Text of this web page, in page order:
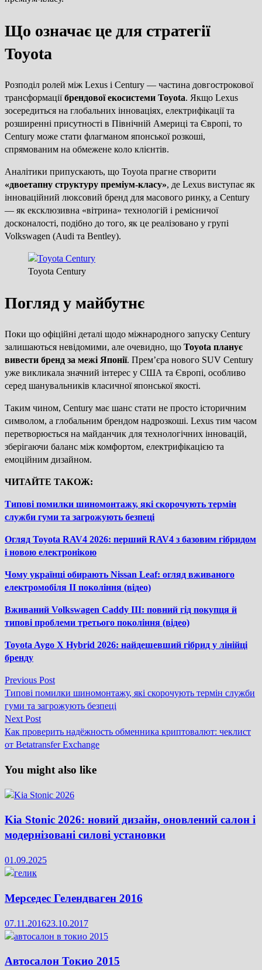
Що означає це для стратегії
Toyota
Розподіл ролей між Lexus і Century — частина довгострокової
трансформаціїбрендової екосистеми Toyota. Якщо Lexus
зосередиться на глобальних інноваціях, електрифікації та
розширенні присутності в Північній Америці та Європі, то
Century може стати флагманом японської розкоші,
спрямованим на обмежене коло клієнтів.
Аналітики припускають, що Toyota прагне створити
«двоетапну структуру преміум-класу», де Lexus виступає як
інноваційний люксовий бренд для масового ринку, а Century
— як ексклюзивна «вітрина» технологій і ремісничої
досконалості, подібно до того, як це реалізовано у групі
Volkswagen (Audi та Bentley).
Toyota Century
Погляд у майбутнє
Поки що офіційні деталі щодо міжнародного запуску Century
залишаються невідомими, але очевидно, що Toyota планує
вивести бренд за межі Японії. Прем’єра нового SUV Century
уже викликала значний інтерес у США та Європі, особливо
серед шанувальників класичної японської якості.
Таким чином, Century має шанс стати не просто історичним
символом, а глобальним брендом надрозкоші. Lexus тим часом
перетворюється на майданчик для технологічних інновацій,
зберігаючи баланс між комфортом, електрифікацією та
емоційним дизайном.
ЧИТАЙТЕ ТАКОЖ:
Типові помилки шиномонтажу, які скорочують термін
служби гуми та загрожують безпеці
Огляд Toyota RAV4 2026: перший RAV4 з базовим гібридом
і новою електронікою
Чому українці обирають Nissan Leaf: огляд вживаного
електромобіля II покоління (відео)
Вживаний Volkswagen Caddy III: повний гід покупця й
типові проблеми третього покоління (відео)
Toyota Aygo X Hybrid 2026: найдешевший гібрид у лінійці
бренду
Навігація
записів
Previous PostPrevious
post:
Типові помилки шиномонтажу, які скорочують термін служби
гуми та загрожують безпеці
Next PostNext
post:
Как проверить надёжность обменника криптовалют: чеклист
от Betatransfer Exchange
You might also like
Kia Stonic 2026: новий дизайн, оновлений салон і
модернізовані силові установки
01.09.2025
Мерседес Гелендваген 2016
07.11.201623.10.2017
Автосалон Токио 2015